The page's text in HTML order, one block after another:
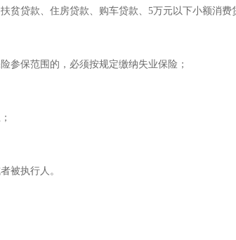
贫贷款、住房贷款、购车贷款、5万元以下小额消
参保范围的，必须按规定缴纳失业保险；
被执行人。